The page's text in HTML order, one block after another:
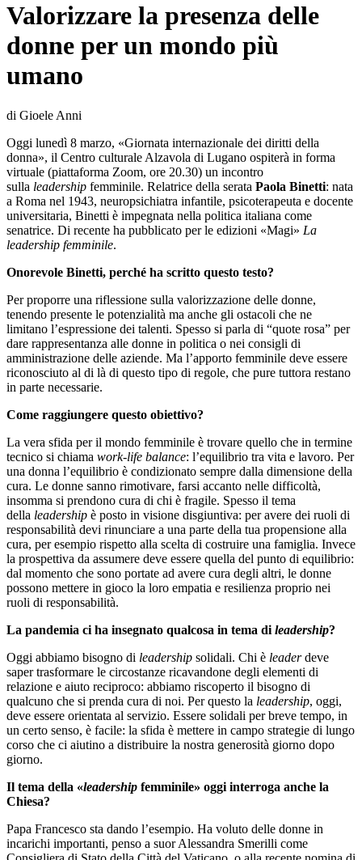
Valorizzare la presenza delle
donne per un mondo più
umano
di Gioele Anni
Oggi lunedì 8 marzo, «Giornata internazionale dei diritti della
donna», il Centro culturale Alzavola di Lugano ospiterà in forma
virtuale (piattaforma Zoom, ore 20.30) un incontro
sulla leadership femminile. Relatrice della serata Paola Binetti: nata
a Roma nel 1943, neuropsichiatra infantile, psicoterapeuta e docente
universitaria, Binetti è impegnata nella politica italiana come
senatrice. Di recente ha pubblicato per le edizioni «Magi» La
leadership femminile.
Onorevole Binetti, perché ha scritto questo testo?
Per proporre una riflessione sulla valorizzazione delle donne,
tenendo presente le potenzialità ma anche gli ostacoli che ne
limitano l’espressione dei talenti. Spesso si parla di “quote rosa” per
dare rappresentanza alle donne in politica o nei consigli di
amministrazione delle aziende. Ma l’apporto femminile deve essere
riconosciuto al di là di questo tipo di regole, che pure tuttora restano
in parte necessarie.
Come raggiungere questo obiettivo?
La vera sfida per il mondo femminile è trovare quello che in termine
tecnico si chiama work-life balance: l’equilibrio tra vita e lavoro. Per
una donna l’equilibrio è condizionato sempre dalla dimensione della
cura. Le donne sanno rimotivare, farsi accanto nelle difficoltà,
insomma si prendono cura di chi è fragile. Spesso il tema
della leadership è posto in visione disgiuntiva: per avere dei ruoli di
responsabilità devi rinunciare a una parte della tua propensione alla
cura, per esempio rispetto alla scelta di costruire una famiglia. Invece
la prospettiva da assumere deve essere quella del punto di equilibrio:
dal momento che sono portate ad avere cura degli altri, le donne
possono mettere in gioco la loro empatia e resilienza proprio nei
ruoli di responsabilità.
La pandemia ci ha insegnato qualcosa in tema di leadership?
Oggi abbiamo bisogno di leadership solidali. Chi è leaderdeve
saper trasformare le circostanze ricavandone degli elementi di
relazione e aiuto reciproco: abbiamo riscoperto il bisogno di
qualcuno che si prenda cura di noi. Per questo la leadership, oggi,
deve essere orientata al servizio. Essere solidali per breve tempo, in
un certo senso, è facile: la sfida è mettere in campo strategie di lungo
corso che ci aiutino a distribuire la nostra generosità giorno dopo
giorno.
Il tema della «leadership femminile» oggi interroga anche la
Chiesa?
Papa Francesco sta dando l’esempio. Ha voluto delle donne in
incarichi importanti, penso a suor Alessandra Smerilli come